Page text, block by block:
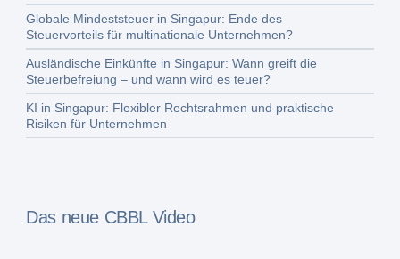
Globale Mindeststeuer in Singapur: Ende des
Steuervorteils für multinationale Unternehmen?
Ausländische Einkünfte in Singapur: Wann greift die
Steuerbefreiung – und wann wird es teuer?
KI in Singapur: Flexibler Rechtsrahmen und praktische
Risiken für Unternehmen
Das neue CBBL Video